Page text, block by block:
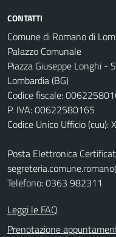
CONTATTI
Comune di Romano di
Palazzo Comunale
Piazza Giuseppe Longhi -
Lombardia (BG)
Codice fiscale:
P. IVA: 00622580165
Codice Unico Ufficio (cuu):
Posta Elettronica
Telefono: 0363 982311
Leggi le FAQ
Prenotazione